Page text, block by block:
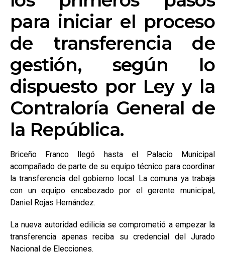
para iniciar el proceso
de transferencia de
gestión, según lo
dispuesto por Ley y la
Contraloría General de
la República.
Briceño Franco llegó hasta el Palacio Municipal
acompañado de parte de su equipo técnico para coordinar
la transferencia del gobierno local. La comuna ya trabaja
con un equipo encabezado por el gerente municipal,
Daniel Rojas Hernández.
La nueva autoridad edilicia se comprometió a empezar la
transferencia apenas reciba su credencial del Jurado
Nacional de Elecciones.